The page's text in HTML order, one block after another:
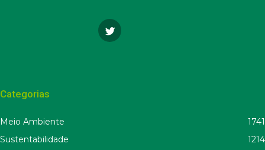
Categorias
Meio Ambiente
1741
Sustentabilidade
1214